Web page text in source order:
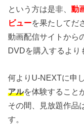
という方は是非、動
ビューを果たしてだ
動画配信サイトから
DVDを購入するより
何よりU-NEXTに申
アルを体験すること
その間、見放題作品
す。